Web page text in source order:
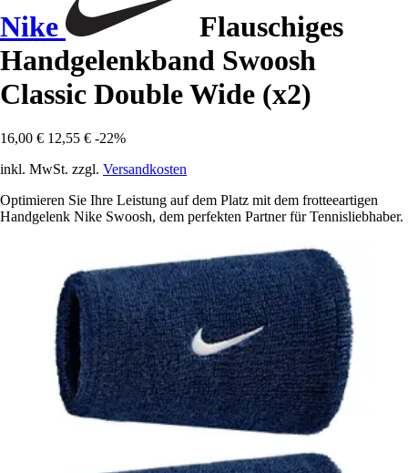
Nike
Flauschiges
Handgelenkband Swoosh
Classic Double Wide (x2)
16,00 € 12,55 € -22%
inkl. MwSt. zzgl. Versandkosten
Optimieren Sie Ihre Leistung auf dem Platz mit dem frotteeartigen
Handgelenk Nike Swoosh, dem perfekten Partner für Tennisliebhaber.